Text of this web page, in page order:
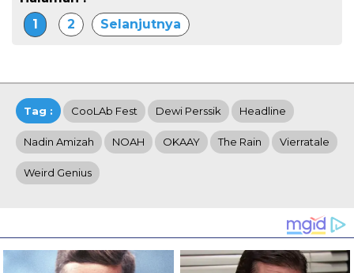
1
2 Selanjutnya
Tag : CooLAb Fest Dewi Perssik Headline
Nadin Amizah NOAH OKAAY The Rain Vierratale
Weird Genius